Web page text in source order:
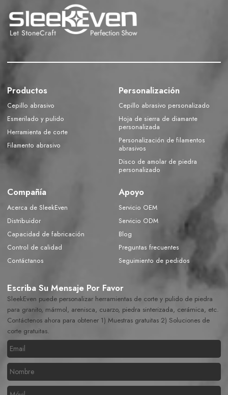
Productos
Cepillo abrasivo
Esmerilado y pulido
Herramienta de corte
Filamento abrasivo
Personalización
Cepillo abrasivo personalizado
Hoja de sierra de diamante
personalizada
Personalización de filamentos
abrasivos
Disco de amolar de piedra
personalizado
Compañía
Acerca de SleekEven
Distribuidor
Capacidad de fabricación
Control de calidad
Contáctanos
Apoyo
Servicio OEM
Servicio ODM
Blog
Preguntas frecuentes
Seguimiento de pedidos
Escriba Su Mensaje Por Favor
SleekEven puede personalizar herramientas de corte y pulido de piedra
para granito, mármol, arenisca, cuarzo, piedra sinterizada, cerámica, etc.
Contáctenos ahora para obtener 1) Muestras gratuitas 2) Soluciones de
corte gratuitas.